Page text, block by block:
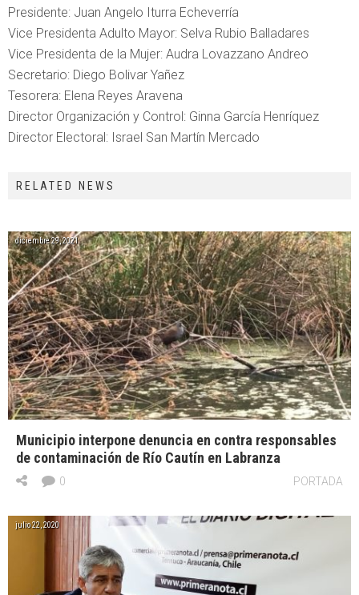
Presidente: Juan Angelo Iturra Echeverría
Vice Presidenta Adulto Mayor: Selva Rubio Balladares
Vice Presidenta de la Mujer: Audra Lovazzano Andreo
Secretario: Diego Bolivar Yañez
Tesorera: Elena Reyes Aravena
Director Organización y Control: Ginna García Henríquez
Director Electoral: Israel San Martín Mercado
RELATED NEWS
diciembre 29, 2021
Municipio interpone denuncia en contra responsables
de contaminación de Río Cautín en Labranza
PORTADA
0
julio 22, 2020